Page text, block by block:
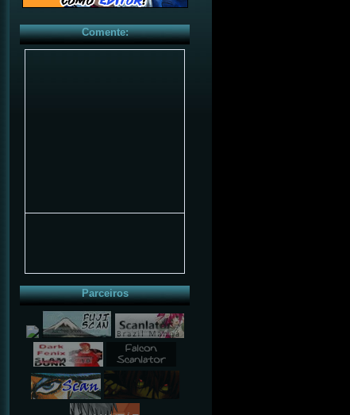
Comente:
Parceiros